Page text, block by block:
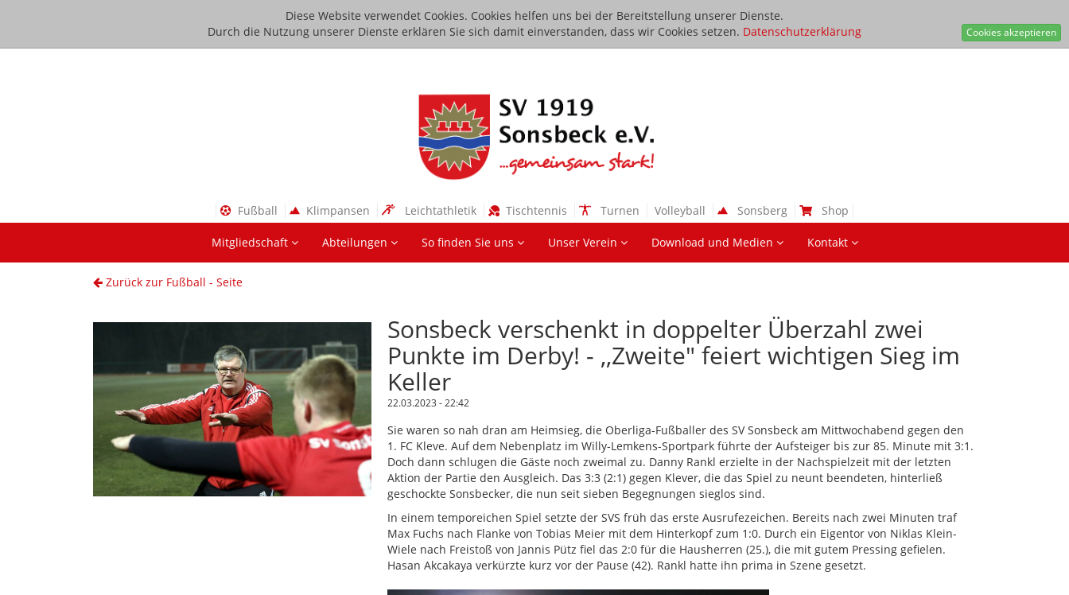
Diese Website verwendet Cookies. Cookies helfen uns bei der Bereitstellung unserer Dienste.
Durch die Nutzung unserer Dienste erklären Sie sich damit einverstanden, dass wir Cookies setzen. Datenschutzerklärung Cookies akzeptieren
Fußball Klimpansen Leichtathletik Tischtennis Turnen Volleyball Sonsberg Shop
Mitgliedschaft Abteilungen So finden Sie uns Unser Verein Download und Medien Kontakt
Zurück zur Fußball - Seite
Sonsbeck verschenkt in doppelter Überzahl zwei
Punkte im Derby! - ,,Zweite" feiert wichtigen Sieg im
Keller
22.03.2023 - 22:42
Sie waren so nah dran am Heimsieg, die Oberliga-Fußballer des SV Sonsbeck am Mittwochabend gegen den
1. FC Kleve. Auf dem Nebenplatz im Willy-Lemkens-Sportpark führte der Aufsteiger bis zur 85. Minute mit 3:1.
Doch dann schlugen die Gäste noch zweimal zu. Danny Rankl erzielte in der Nachspielzeit mit der letzten
Aktion der Partie den Ausgleich. Das 3:3 (2:1) gegen Klever, die das Spiel zu neunt beendeten, hinterließ
geschockte Sonsbecker, die nun seit sieben Begegnungen sieglos sind.
In einem temporeichen Spiel setzte der SVS früh das erste Ausrufezeichen. Bereits nach zwei Minuten traf
Max Fuchs nach Flanke von Tobias Meier mit dem Hinterkopf zum 1:0. Durch ein Eigentor von Niklas Klein-
Wiele nach Freistoß von Jannis Pütz fiel das 2:0 für die Hausherren (25.), die mit gutem Pressing gefielen.
Hasan Akcakaya verkürzte kurz vor der Pause (42). Rankl hatte ihn prima in Szene gesetzt.